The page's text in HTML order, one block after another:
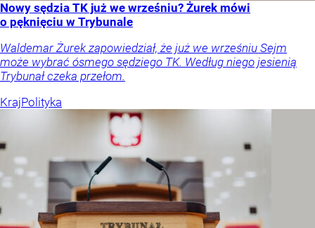
Nowy sędzia TK już we wrześniu? Żurek mówi
o pęknięciu w Trybunale
Waldemar Żurek zapowiedział, że już we wrześniu Sejm
może wybrać ósmego sędziego TK. Według niego jesienią
Trybunał czeka przełom.
KrajPolityka